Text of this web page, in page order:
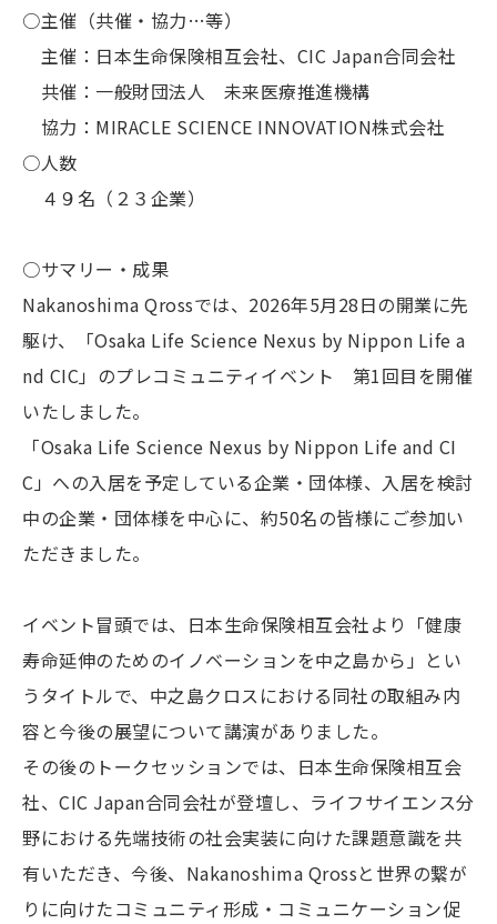
○主催（共催・協力…等）
主催：日本生命保険相互会社、CIC Japan合同会社
共催：一般財団法人 未来医療推進機構
協力：MIRACLE SCIENCE INNOVATION株式会社
○人数
４９名（２３企業）
○サマリー・成果
Nakanoshima Qrossでは、2026年5月28日の開業に先
駆け、「Osaka Life Science Nexus by Nippon Life a
nd CIC」のプレコミュニティイベント 第1回目を開催
いたしました。
「Osaka Life Science Nexus by Nippon Life and CI
C」への入居を予定している企業・団体様、入居を検討
中の企業・団体様を中心に、約50名の皆様にご参加い
ただきました。
イベント冒頭では、日本生命保険相互会社より「健康
寿命延伸のためのイノベーションを中之島から」とい
うタイトルで、中之島クロスにおける同社の取組み内
容と今後の展望について講演がありました。
その後のトークセッションでは、日本生命保険相互会
社、CIC Japan合同会社が登壇し、ライフサイエンス分
野における先端技術の社会実装に向けた課題意識を共
有いただき、今後、Nakanoshima Qrossと世界の繋が
りに向けたコミュニティ形成・コミュニケーション促